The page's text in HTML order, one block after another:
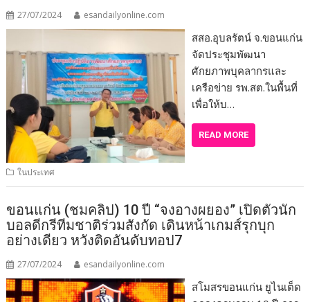
27/07/2024 esandailyonline.com
สสอ.อุบลรัตน์ จ.ขอนแก่น
จัดประชุมพัฒนา
ศักยภาพบุคลากรและ
เครือข่าย รพ.สต.ในพื้นที่
เพื่อให้บ…
READ MORE
ในประเทศ
ขอนแก่น (ชมคลิป) 10 ปี “จงอางผยอง” เปิดตัวนัก
บอลดีกรีทีมชาติร่วมสังกัด เดินหน้าเกมส์รุกบุก
อย่างเดียว หวังติดอันดับทอป7
27/07/2024 esandailyonline.com
สโมสรขอนแก่น ยูไนเต็ด